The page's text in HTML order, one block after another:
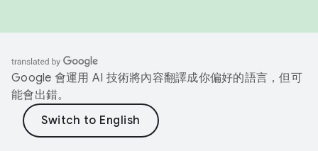
Google 會運用 AI 技術將內容翻譯成你偏好的語言，但可
能會出錯。